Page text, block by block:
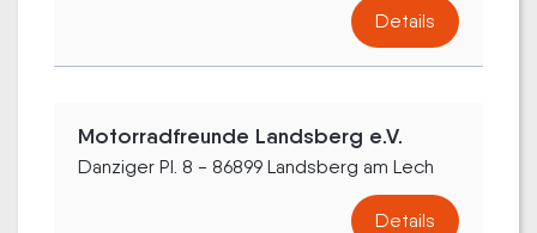
Details
Motorradfreunde Landsberg e.V.
Danziger Pl. 8 - 86899 Landsberg am Lech
Details